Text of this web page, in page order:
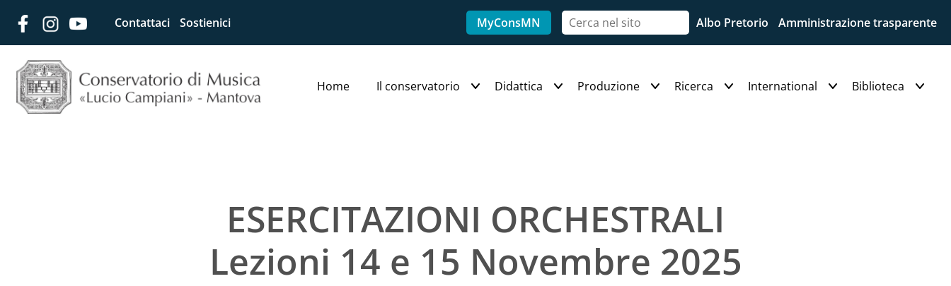
Contattaci Sostienici Albo Pretorio Amministrazione trasparente
MyConsMN
Home Il conservatorio Didattica Produzione Ricerca International Biblioteca
ESERCITAZIONI ORCHESTRALI
Lezioni 14 e 15 Novembre 2025